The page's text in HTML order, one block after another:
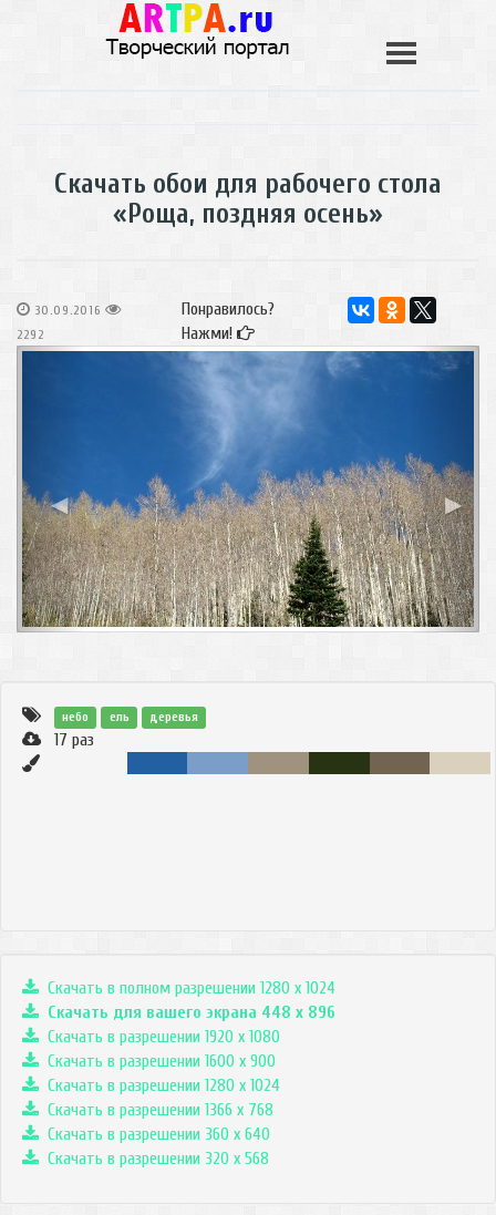
Скачать обои для рабочего стола
«Роща, поздняя осень»
30.09.2016
2292
Понравилось?
Нажми!
◀ ▶
небо ель деревья
17 раз
Скачать в полном разрешении 1280 x 1024
Скачать для вашего экрана 448 x 896
Скачать в разрешении 1920 x 1080
Скачать в разрешении 1600 x 900
Скачать в разрешении 1280 x 1024
Скачать в разрешении 1366 x 768
Скачать в разрешении 360 x 640
Скачать в разрешении 320 x 568